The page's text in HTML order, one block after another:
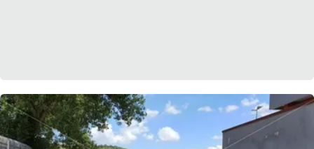
Lactv.it
Laconair.it